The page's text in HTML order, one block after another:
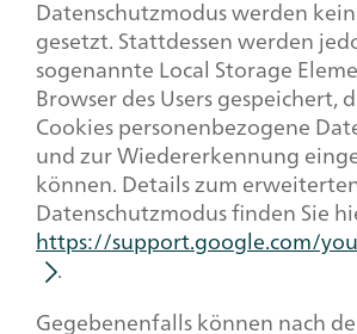
Datenschutzmodus werden
gesetzt. Stattdessen werden
sogenannte Local Storage
Browser des Users gespeichert,
Cookies personenbezogene
und zur Wiedererkennung
können. Details zum
Datenschutzmodus finden Sie
https://support.google.com/
.
Gegebenenfalls können nach